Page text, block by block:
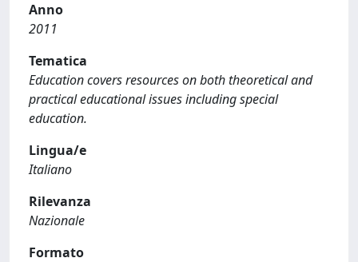
Anno
2011
Tematica
Education covers resources on both theoretical and
practical educational issues including special
education.
Lingua/e
Italiano
Rilevanza
Nazionale
Formato